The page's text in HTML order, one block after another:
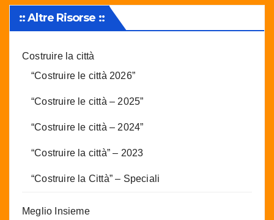
:: Altre Risorse ::
Costruire la città
“Costruire le città 2026”
“Costruire le città – 2025”
“Costruire le città – 2024”
“Costruire la città” – 2023
“Costruire la Città” – Speciali
Meglio Insieme